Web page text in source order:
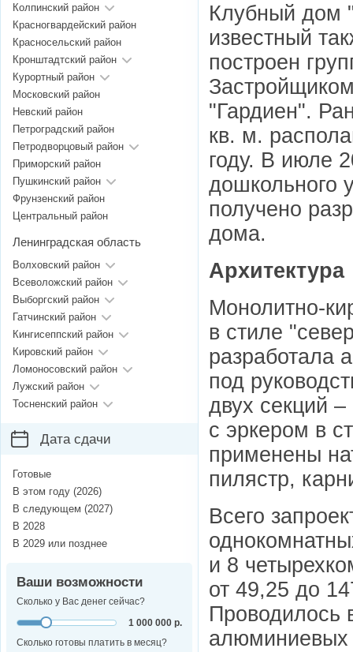
Клубный дом
известный
построен
"Гардиен".
кв. м.
году. В июле
дошкольного
получено
дома.
Архитектура
Монолитно-
в стиле
разработала
под
двух секций
с эркером в
применены
пилястр,
Всего
и 8
от 49,25 до
Проводилось
алюминиевых
Колпинский район
Красногвардейский район
Красносельский район
Кронштадтский район
Курортный район
Московский район
Невский район
Петроградский район
Петродворцовый район
Приморский район
Пушкинский район
Фрунзенский район
Центральный район
Ленинградская область
Волховский район
Всеволожский район
Выборгский район
Гатчинский район
Кингисеппский район
Кировский район
Ломоносовский район
Лужский район
Тосненский район
Дата сдачи
Готовые
В этом году (2026)
В следующем (2027)
В 2028
В 2029 или позднее
Ваши возможности
Сколько у Вас денег сейчас?
1 000 000 р.
Сколько готовы платить в месяц?